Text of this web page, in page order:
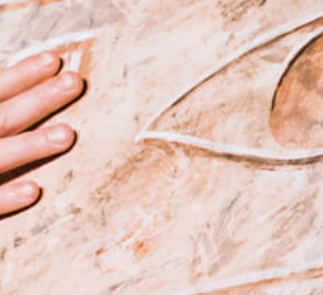
KARJERA IR SAVANORYSTĖ
PRISIJUNGTI - + =